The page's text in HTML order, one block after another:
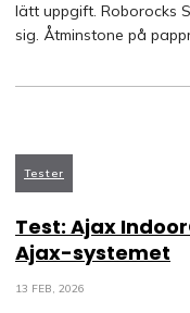
lätt uppgift. Roborocks
sig. Åtminstone på
Tester
Test: Ajax
Ajax-systemet
13 FEB, 2026